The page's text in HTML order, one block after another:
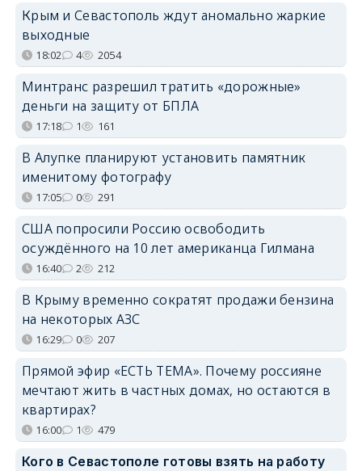
Крым и Севастополь ждут аномально жаркие
выходные
18:02 4 2054
Минтранс разрешил тратить «дорожные»
деньги на защиту от БПЛА
17:18 1 161
В Алупке планируют установить памятник
именитому фотографу
17:05 0 291
США попросили Россию освободить
осуждённого на 10 лет американца Гилмана
16:40 2 212
В Крыму временно сократят продажи бензина
на некоторых АЗС
16:29 0 207
Прямой эфир «ЕСТЬ ТЕМА». Почему россияне
мечтают жить в частных домах, но остаются в
квартирах?
16:00 1 479
Кого в Севастополе готовы взять на работу